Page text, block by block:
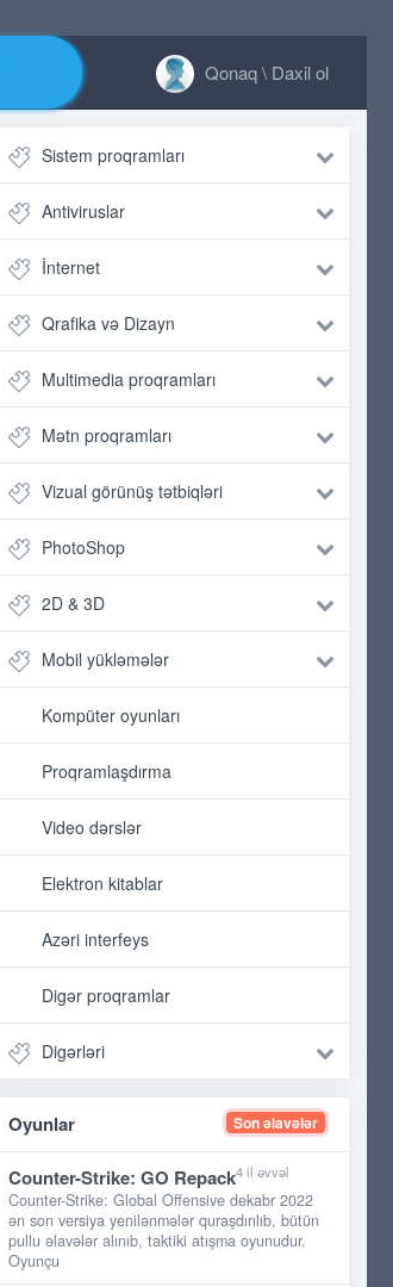
Qonaq \ Daxil ol
Sistem proqramları
Antiviruslar
İnternet
Qrafika və Dizayn
Multimedia proqramları
Mətn proqramları
Vizual görünüş tətbiqləri
PhotoShop
2D & 3D
Mobil yükləmələr
Kompüter oyunları
Proqramlaşdırma
Video dərslər
Elektron kitablar
Azəri interfeys
Digər proqramlar
Digərləri
Oyunlar Son əlavələr
Counter-Strike: GO Repack4 il əvvəl
Counter-Strike: Global Offensive dekabr 2022
ən son versiya yenilənmələr quraşdırılıb, bütün
pullu əlavələr alınıb, taktiki atışma oyunudur.
Oyunçu